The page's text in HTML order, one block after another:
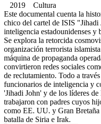
2019 Cultura
Este documental cuenta la
chico del cartel de ISIS
inteligencia estadounidenses y
Se explora la retorcida
organización terrorista
máquina de propaganda
convirtieron redes sociales
de reclutamiento. Todo a
funcionarios de inteligencia y
'Jihadi John' y de los líderes
trabajaron con padres cuyos
como EE. UU. y Gran Bretaña
batalla de Siria e Irak.